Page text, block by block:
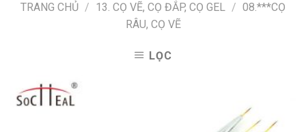
TRANG CHỦ / 13. CỌ VẼ, CỌ ĐẮP, CỌ GEL / 08.***CỌ
RÂU, CỌ VẼ
LỌC